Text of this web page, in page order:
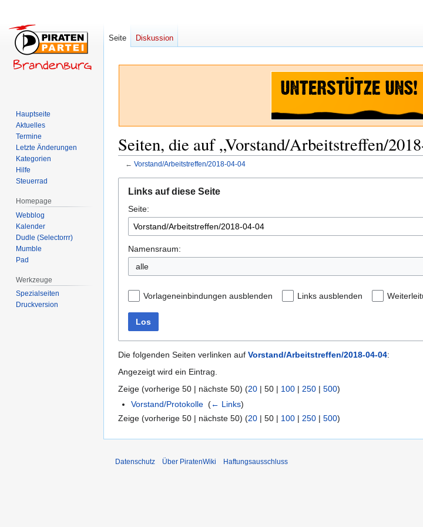
Seiten, die auf „Vorstand/Arbeitstreffen/
← Vorstand/Arbeitstreffen/2018-04-04
Navigation
springen
Suche
springen
Links auf diese Seite
Seite:
Namensraum:
alle
Vorlageneinbindungen ausblenden Links ausblenden
Los
Die folgenden Seiten verlinken auf Vorstand/Arbeitstreffen/2018-04-04:
Angezeigt wird ein Eintrag.
Zeige (vorherige 50 | nächste 50) (20 | 50 | 100 | 250 | 500)
Vorstand/Protokolle ‎(← Links)
Zeige (vorherige 50 | nächste 50) (20 | 50 | 100 | 250 | 500)
Seite Diskussion
Hauptseite
Aktuelles
Termine
Letzte Änderungen
Kategorien
Hilfe
Steuerrad
Homepage
Webblog
Kalender
Dudle (Selectorrr)
Mumble
Pad
Werkzeuge
Spezialseiten
Druckversion
Datenschutz Über PiratenWiki Haftungsausschluss